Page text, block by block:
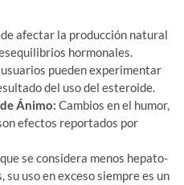
afectar la producción natural
hormonales.
pueden experimentar
del uso del esteroide.
Ánimo: Cambios en el humor,
efectos reportados por
se considera menos hepato-
uso en exceso siempre es un